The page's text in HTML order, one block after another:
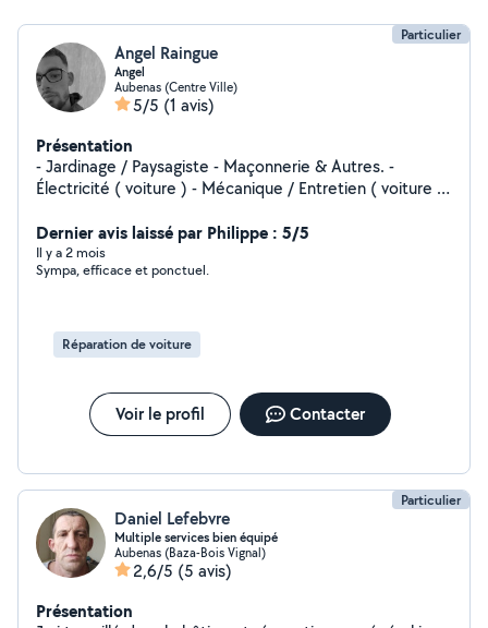
Particulier
Angel Raingue
Angel
Aubenas (Centre Ville)
5/5 (1 avis)
Présentation
- Jardinage / Paysagiste - Maçonnerie & Autres. -
Électricité ( voiture ) - Mécanique / Entretien ( voiture )
sais assez tout faire et sacrément débrouillard :)
Dernier avis laissé par Philippe : 5/5
Il y a 2 mois
Sympa, efficace et ponctuel.
Réparation de voiture
Voir le profil Contacter
Particulier
Daniel Lefebvre
Multiple services bien équipé
Aubenas (Baza-Bois Vignal)
2,6/5 (5 avis)
Présentation